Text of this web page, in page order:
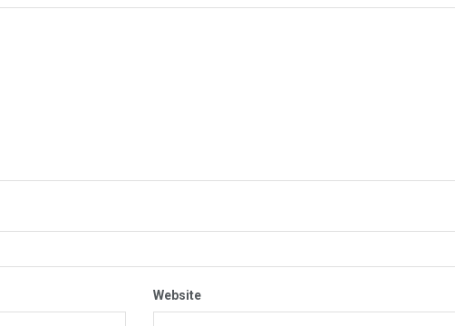
Website